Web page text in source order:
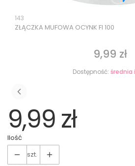
Kod produktu
143
ZŁĄCZKA MUFOWA OCYNK FI 100
Cena
9,99 zł
Dostępność: średnia
9,99 zł
Ilość
szt.